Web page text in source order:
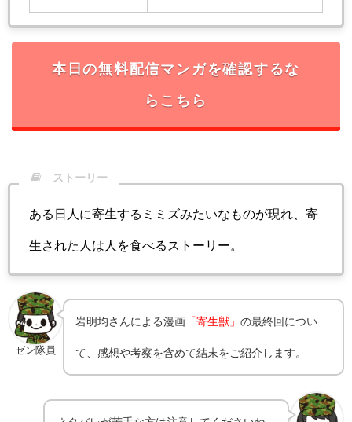
本日の無料配信マンガを確認するな
らこちら
ストーリー
ある日人に寄生するミミズみたいなものが現れ、寄
生された人は人を食べるストーリー。
ゼン隊員
岩明均さんによる漫画 「寄生獣」の最終回につい
て、感想や考察を含めて結末をご紹介します。